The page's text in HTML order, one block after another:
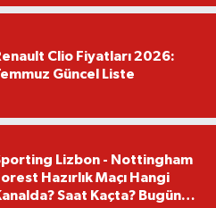
Clio Fiyatları 2026:
Güncel Liste
Lizbon - Nottingham
Hazırlık Maçı Hangi
Saat Kaçta? Bugün